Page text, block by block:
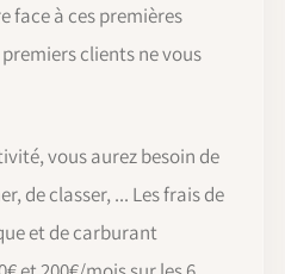
face à ces premières
clients ne vous
vous aurez besoin de
de classer, ... Les frais de
et de carburant